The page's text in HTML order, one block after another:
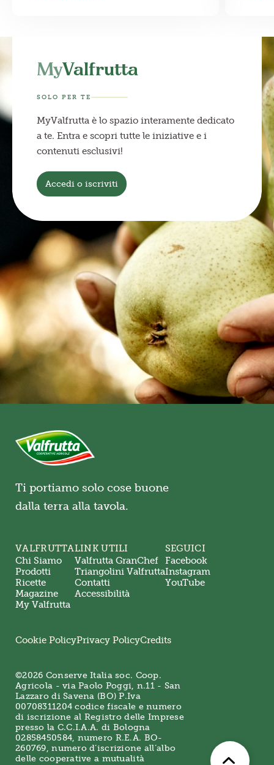
MyValfrutta
SOLO PER TE
MyValfrutta è lo spazio interamente dedicato
a te. Entra e scopri tutte le iniziative e i
contenuti esclusivi!
Accedi o iscriviti
Ti portiamo solo cose buone
dalla terra alla tavola.
VALFRUTTA
Chi Siamo
Prodotti
Ricette
Magazine
My Valfrutta
LINK UTILI
Valfrutta GranChef
Triangolini Valfrutta
Contatti
Accessibilità
SEGUICI
Facebook
Instagram
YouTube
©2026 Conserve Italia soc. Coop.
Agricola - via Paolo Poggi, n.11 - San
Lazzaro di Savena (BO) P.Iva
00708311204 codice fiscale e numero
di iscrizione al Registro delle Imprese
presso la C.C.I.A.A. di Bologna
02858450584, numero R.E.A. BO-
260769, numero d’iscrizione all’albo
delle cooperative a mutualità
Cookie PolicyPrivacy PolicyCredits